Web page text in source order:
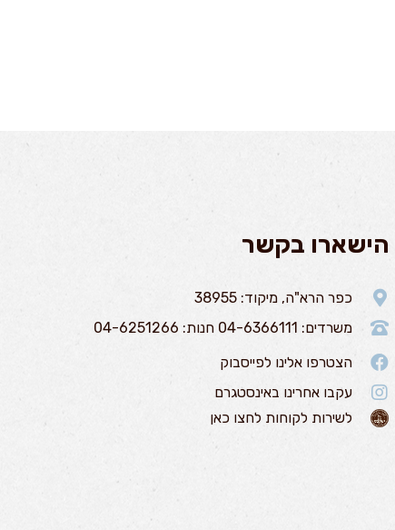
הישארו בקשר
כפר הרא"ה, מיקוד: 38955
משרדים: 04-6366111 חנות: 04-6251266
הצטרפו אלינו לפייסבוק
עקבו אחרינו באינסטגרם
לשירות לקוחות לחצו כאן